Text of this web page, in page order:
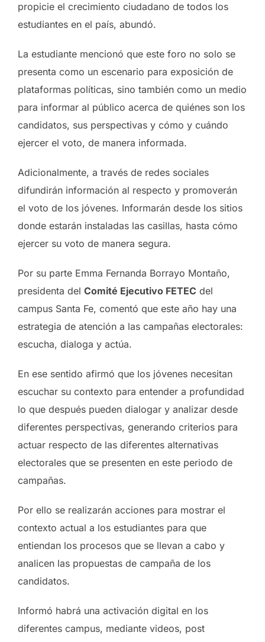
propicie el crecimiento ciudadano de todos los
estudiantes en el país, abundó.
La estudiante mencionó que este foro no solo se
presenta como un escenario para exposición de
plataformas políticas, sino también como un medio
para informar al público acerca de quiénes son los
candidatos, sus perspectivas y cómo y cuándo
ejercer el voto, de manera informada.
Adicionalmente, a través de redes sociales
difundirán información al respecto y promoverán
el voto de los jóvenes. Informarán desde los sitios
donde estarán instaladas las casillas, hasta cómo
ejercer su voto de manera segura.
Por su parte Emma Fernanda Borrayo Montaño,
presidenta del Comité Ejecutivo FETEC del
campus Santa Fe, comentó que este año hay una
estrategia de atención a las campañas electorales:
escucha, dialoga y actúa.
En ese sentido afirmó que los jóvenes necesitan
escuchar su contexto para entender a profundidad
lo que después pueden dialogar y analizar desde
diferentes perspectivas, generando criterios para
actuar respecto de las diferentes alternativas
electorales que se presenten en este periodo de
campañas.
Por ello se realizarán acciones para mostrar el
contexto actual a los estudiantes para que
entiendan los procesos que se llevan a cabo y
analicen las propuestas de campaña de los
candidatos.
Informó habrá una activación digital en los
diferentes campus, mediante videos, post